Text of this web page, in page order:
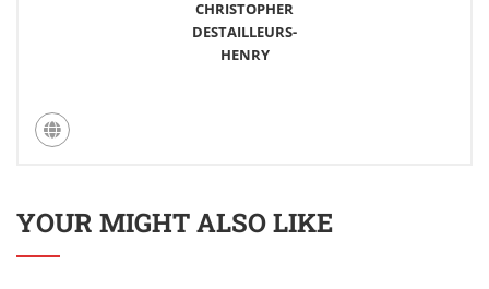
CHRISTOPHER
DESTAILLEURS-
HENRY
YOUR MIGHT ALSO LIKE